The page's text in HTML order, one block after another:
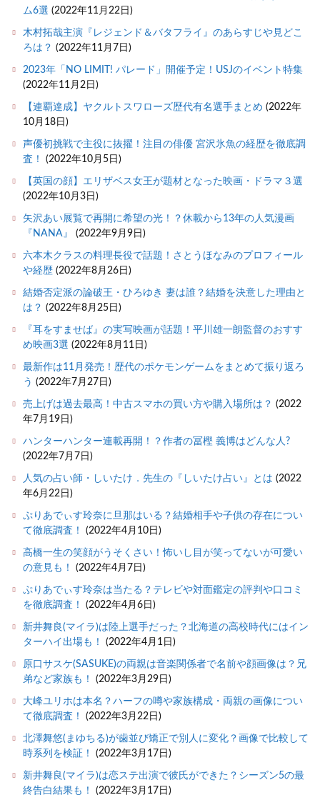
ム6選 (2022年11月22日)
木村拓哉主演『レジェンド＆バタフライ』のあらすじや見どこ
ろは？ (2022年11月7日)
2023年「NO LIMIT! パレード」開催予定！USJのイベント特集
(2022年11月2日)
【連覇達成】ヤクルトスワローズ歴代有名選手まとめ (2022年
10月18日)
声優初挑戦で主役に抜擢！注目の俳優 宮沢氷魚の経歴を徹底調
査！
(2022年10月5日)
【英国の顔】エリザベス女王が題材となった映画・ドラマ３選
(2022年10月3日)
矢沢あい展覧で再開に希望の光！？休載から13年の人気漫画
『NANA』
(2022年9月9日)
六本木クラスの料理長役で話題！さとうほなみのプロフィール
や経歴 (2022年8月26日)
結婚否定派の論破王・ひろゆき 妻は誰？結婚を決意した理由と
は？ (2022年8月25日)
『耳をすませば』の実写映画が話題！平川雄一朗監督のおすす
め映画3選 (2022年8月11日)
最新作は11月発売！歴代のポケモンゲームをまとめて振り返ろ
う (2022年7月27日)
売上げは過去最高！中古スマホの買い方や購入場所は？ (2022
年7月19日)
ハンターハンター連載再開！？作者の冨樫 義博はどんな人?
(2022年7月7日)
人気の占い師・しいたけ．先生の『しいたけ占い』とは (2022
年6月22日)
ぷりあでぃす玲奈に旦那はいる？結婚相手や子供の存在につい
て徹底調査！
(2022年4月10日)
高橋一生の笑顔がうそくさい！怖いし目が笑ってないが可愛い
の意見も！
(2022年4月7日)
ぷりあでぃす玲奈は当たる？テレビや対面鑑定の評判や口コミ
を徹底調査！
(2022年4月6日)
新井舞良(マイラ)は陸上選手だった？北海道の高校時代にはイン
ターハイ出場も！
(2022年4月1日)
原口サスケ(SASUKE)の両親は音楽関係者で名前や顔画像は？兄
弟など家族も！
(2022年3月29日)
大峰ユリホは本名？ハーフの噂や家族構成・両親の画像につい
て徹底調査！
(2022年3月22日)
北澤舞悠(まゆちる)が歯並び矯正で別人に変化？画像で比較して
時系列を検証！
(2022年3月17日)
新井舞良(マイラ)は恋ステ出演で彼氏ができた？シーズン5の最
終告白結果も！
(2022年3月17日)